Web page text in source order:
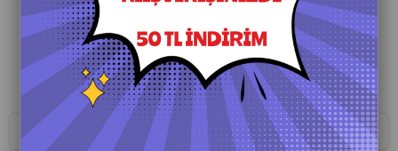
Whatsapp ile Sipariş